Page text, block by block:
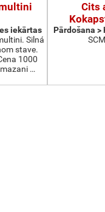
iekārtas
Silná
stave.
1000
…
Cits
Pārdošana